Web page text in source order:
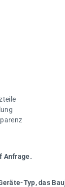
Anfrage.
Typ, das